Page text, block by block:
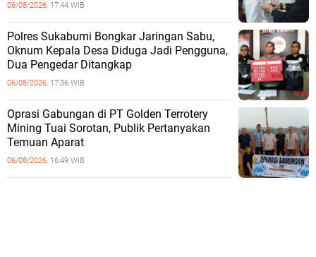
06/08/2026, 17:44 WIB
Polres Sukabumi Bongkar Jaringan Sabu,
Oknum Kepala Desa Diduga Jadi Pengguna,
Dua Pengedar Ditangkap
06/08/2026, 17:36 WIB
Oprasi Gabungan di PT Golden Terrotery
Mining Tuai Sorotan, Publik Pertanyakan
Temuan Aparat
06/08/2026, 16:49 WIB